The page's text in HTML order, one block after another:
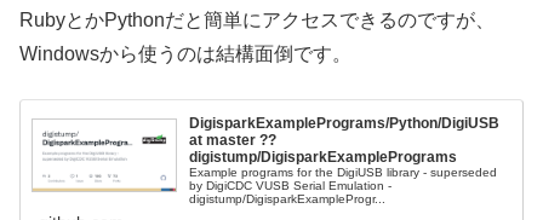
RubyとかPythonだと簡単にアクセスできるのですが、
Windowsから使うのは結構面倒です。
DigisparkExamplePrograms/Python/DigiUSB
at master ??
digistump/DigisparkExamplePrograms
Example programs for the DigiUSB library - superseded
by DigiCDC VUSB Serial Emulation -
digistump/DigisparkExampleProgr...